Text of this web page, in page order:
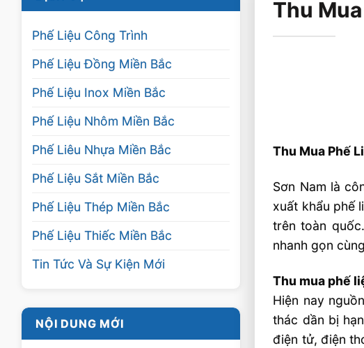
Phế Liệu Công Trình
Phế Liệu Đồng Miền Bắc
Phế Liệu Inox Miền Bắc
Phế Liệu Nhôm Miền Bắc
Phế Liêu Nhựa Miền Bắc
Phế Liệu Sắt Miền Bắc
Phế Liệu Thép Miền Bắc
Phế Liệu Thiếc Miền Bắc
Tin Tức Và Sự Kiện Mới
NỘI DUNG MỚI
Thu
Thu Mua Phế
Sơn Nam là
xuất khẩu phế
trên toàn
nhanh gọn
Thu mua phế
Hiện nay
thác dần bị
điện tử, điện